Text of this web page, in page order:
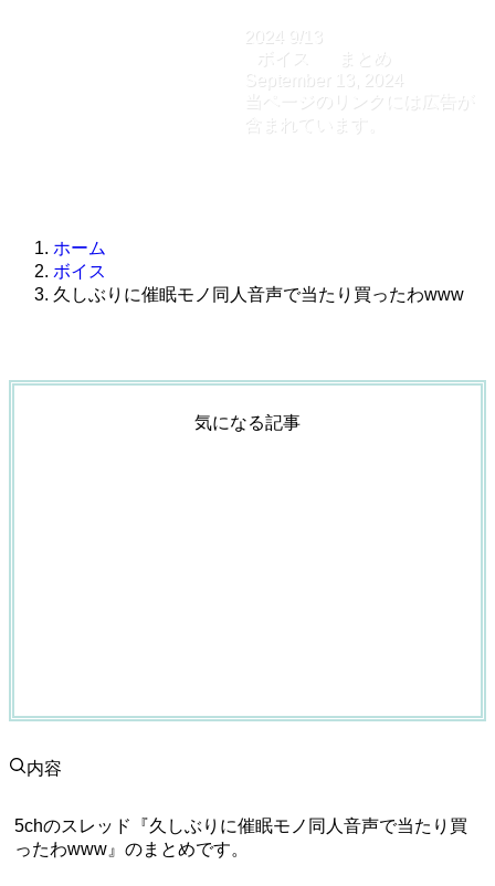
2024 9/13
ボイス
まとめ
September 13, 2024
当ページのリンクには広告が
含まれています。
ホーム
ボイス
久しぶりに催眠モノ同人音声で当たり買ったわwww
気になる記事
内容
5chのスレッド『久しぶりに催眠モノ同人音声で当たり買
ったわwww』のまとめです。